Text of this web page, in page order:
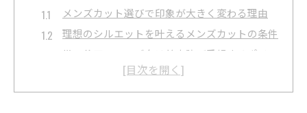
メンズカット選びで印象が大きく変わる理由
理想のシルエットを叶えるメンズカットの条件
世田谷区のメンズ向け美容院が重視するポイン
自分に合うメンズカットの見極め方とは